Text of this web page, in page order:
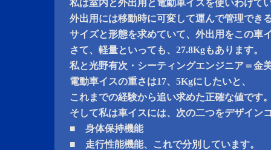
私は室内と外出用と電動車イスを使いわけて
外出用には移動時に可変して運んで管理でき
サイズと形態を求めていて、外出用をこの車
さて、軽量といっても、27.8Kgもあります。
私と光野有次・シーティングエンジニア＝金
電動車イスの重さは17、5Kgにしたいと、
これまでの経験から追い求めた正確な値です
そして私は車イスには、次の二つをデザイン
■ 身体保持機能
■ 走行性能機能、これで分別しています。